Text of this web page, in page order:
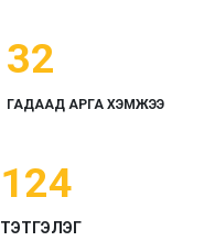
32
ГАДААД АРГА ХЭМЖЭЭ
124
ТЭТГЭЛЭГ